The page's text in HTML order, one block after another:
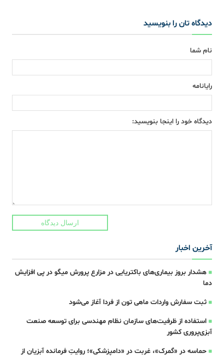
دیدگاه تان را بنویسید
نام شما
رایانامه
دیدگاه خود را اینجا بنویسید:
ارسال دیدگاه
آخرین اخبار
هشدار بروز بیماری‌های باکتریایی در مزارع پرورش میگو در پی افزایش
دما
ثبت سفارش واردات ماهی تون از فردا آغاز می‌شود
استفاده از ظرفیت‌های سازمان نظام مهندسی برای توسعه صنعت
آبزی‌پروری کشور
حماسه در «گمرک»، غربت در «دامپزشکی»؛ روایتِ فرمانده آبزیان از